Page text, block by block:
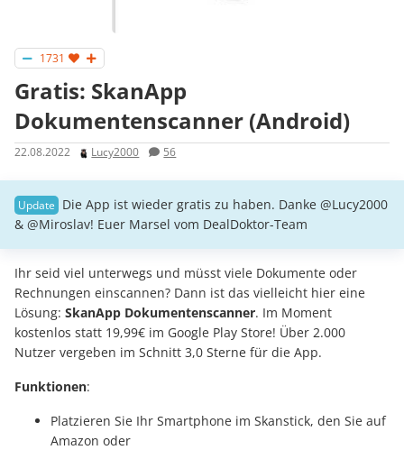
1731
Gratis: SkanApp
Dokumentenscanner (Android)
22.08.2022 Lucy2000 56
Die App ist wieder gratis zu haben. Danke @Lucy2000
& @Miroslav! Euer Marsel vom DealDoktor-Team
Ihr seid viel unterwegs und müsst viele Dokumente oder
Rechnungen einscannen? Dann ist das vielleicht hier eine
Lösung: SkanApp Dokumentenscanner. Im Moment
kostenlos statt 19,99€ im Google Play Store! Über 2.000
Nutzer vergeben im Schnitt 3,0 Sterne für die App.
Funktionen:
Platzieren Sie Ihr Smartphone im Skanstick, den Sie auf
Amazon oder